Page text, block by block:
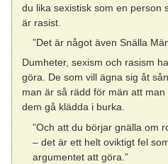
du lika sexistisk som en person
är rasist.
”Det är något även Snälla
Dumheter, sexism och rasism
göra. De som vill ägna sig åt
man är så rädd för män att
dem gå klädda i burka.
”Och att du börjar gnälla om
– det är ett helt oviktigt fel
argumentet att göra.”